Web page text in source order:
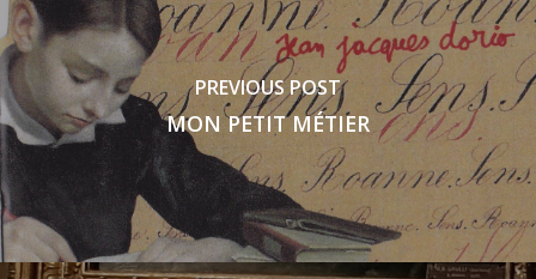
PREVIOUS POST
MON PETIT MÉTIER